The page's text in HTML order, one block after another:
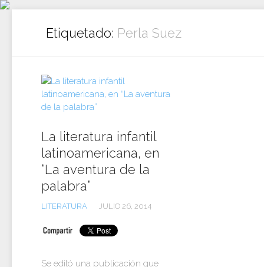
Ir
Etiquetado: Perla Suez
La literatura infantil
latinoamericana, en
“La aventura de la
palabra”
LITERATURA JULIO 26, 2014
Se editó una publicación que